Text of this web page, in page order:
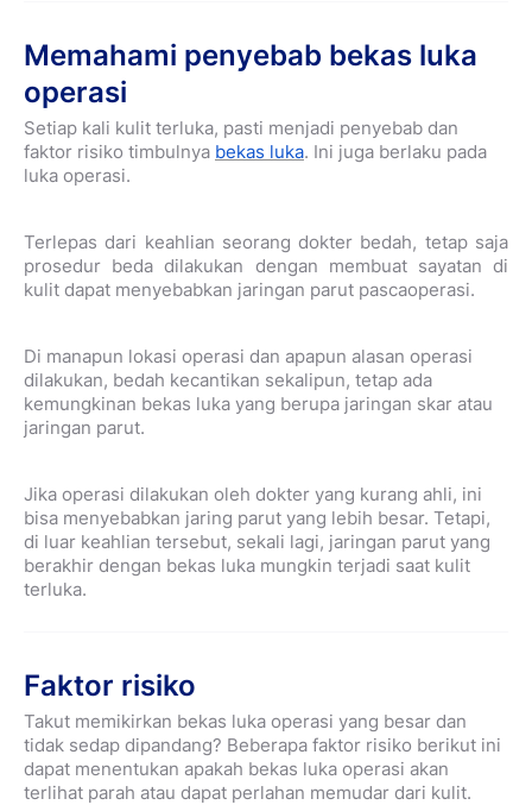
Memahami penyebab bekas luka
operasi
Setiap kali kulit terluka, pasti menjadi penyebab dan
faktor risiko timbulnya bekas luka. Ini juga berlaku pada
luka operasi.
Terlepas dari keahlian seorang dokter bedah, tetap saja
prosedur beda dilakukan dengan membuat sayatan di
kulit dapat menyebabkan jaringan parut pascaoperasi.
Di manapun lokasi operasi dan apapun alasan operasi
dilakukan, bedah kecantikan sekalipun, tetap ada
kemungkinan bekas luka yang berupa jaringan skar atau
jaringan parut.
Jika operasi dilakukan oleh dokter yang kurang ahli, ini
bisa menyebabkan jaring parut yang lebih besar. Tetapi,
di luar keahlian tersebut, sekali lagi, jaringan parut yang
berakhir dengan bekas luka mungkin terjadi saat kulit
terluka.
Faktor risiko
Takut memikirkan bekas luka operasi yang besar dan
tidak sedap dipandang? Beberapa faktor risiko berikut ini
dapat menentukan apakah bekas luka operasi akan
terlihat parah atau dapat perlahan memudar dari kulit.